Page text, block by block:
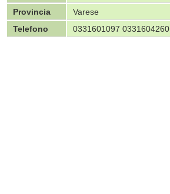
Provincia
Varese
Telefono
0331601097 0331604260